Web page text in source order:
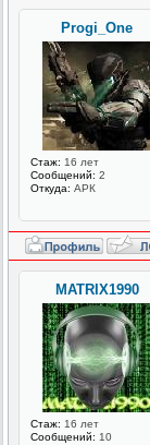
Progi_One
Стаж: 16 лет
Сообщений: 2
Откуда: АРК
MATRIX1990
Стаж: 16 лет
Сообщений: 10